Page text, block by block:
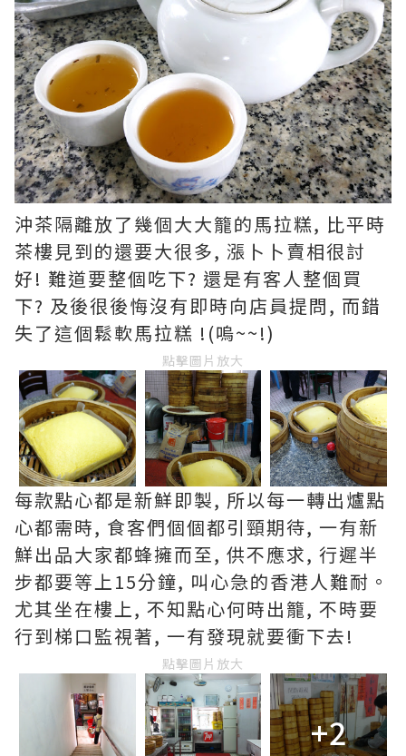
沖茶隔離放了幾個大大籠的馬拉糕, 比平時
茶樓見到的還要大很多, 漲卜卜賣相很討
好! 難道要整個吃下? 還是有客人整個買
下? 及後很後悔沒有即時向店員提問, 而錯
失了這個鬆軟馬拉糕 !(嗚~~!)
點擊圖片放大
每款點心都是新鮮即製, 所以每一轉出爐點
心都需時, 食客們個個都引頸期待, 一有新
鮮出品大家都蜂擁而至, 供不應求, 行遲半
步都要等上15分鐘, 叫心急的香港人難耐。
尤其坐在樓上, 不知點心何時出籠, 不時要
行到梯口監視著, 一有發現就要衝下去!
點擊圖片放大
+2